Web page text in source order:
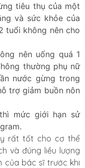
tiêu thụ của một
và sức khỏe của
tuổi không nên cho
nên uống quá 1
thường phụ nữ
nước gừng trong
trợ giảm buồn nôn
mức giới hạn sử
rất tốt cho cơ thể
và đúng liều lượng
của bác sĩ trước khi